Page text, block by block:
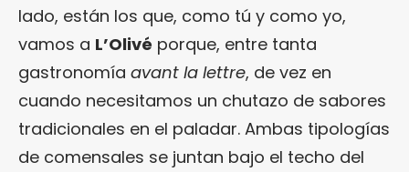
lado, están los que, como tú y como yo,
vamos a L’Olivé porque, entre tanta
gastronomía avant la lettre, de vez en
cuando necesitamos un chutazo de sabores
tradicionales en el paladar. Ambas tipologías
de comensales se juntan bajo el techo del